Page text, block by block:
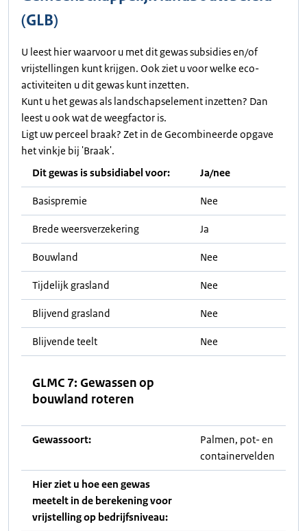
(GLB)
U leest hier waarvoor u met dit gewas subsidies en/of
vrijstellingen kunt krijgen. Ook ziet u voor welke eco-
activiteiten u dit gewas kunt inzetten.
Kunt u het gewas als landschapselement inzetten? Dan
leest u ook wat de weegfactor is.
Ligt uw perceel braak? Zet in de Gecombineerde opgave
het vinkje bij 'Braak'.
Dit gewas is subsidiabel voor:
Ja/nee
Basispremie Nee
Brede weersverzekering Ja
Bouwland Nee
Tijdelijk grasland Nee
Blijvend grasland Nee
Blijvende teelt Nee
GLMC 7: Gewassen op
bouwland roteren
Gewassoort:
Palmen, pot- en
containervelden
Hier ziet u hoe een gewas
meetelt in de berekening voor
vrijstelling op bedrijfsniveau: